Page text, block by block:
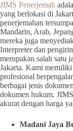
JIMS Penerjemah
yang berlokasi di
penerjemahan
Mandarin, Arab,
mereka juga
Interpreter dan
merupakan salah satu
Jakarta. Kami
profesional
berbagai jenis
dokumen hukum.
akurat dengan harga
Madani Jaya